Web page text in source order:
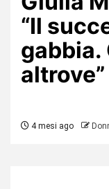
“Il
gabbia.
altrove”
4 mesi ago